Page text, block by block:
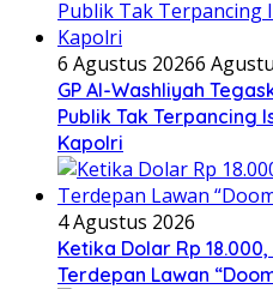
6 Agustus 20266
GP Al-Washliyah
Publik Tak Terpancing
Kapolri
4 Agustus 2026
Ketika Dolar Rp
Terdepan Lawan